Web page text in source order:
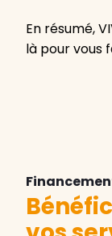
En résumé,
là pour vous